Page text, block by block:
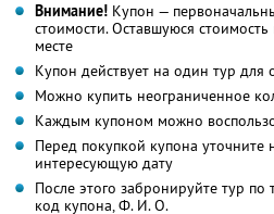
Внимание! Купон —
стоимости. Оставшуюся
месте
Купон действует на один тур для
Можно купить неограниченное
Каждым купоном можно
Перед покупкой купона уточните
интересующую дату
После этого забронируйте тур
код купона,Ф. И. О.